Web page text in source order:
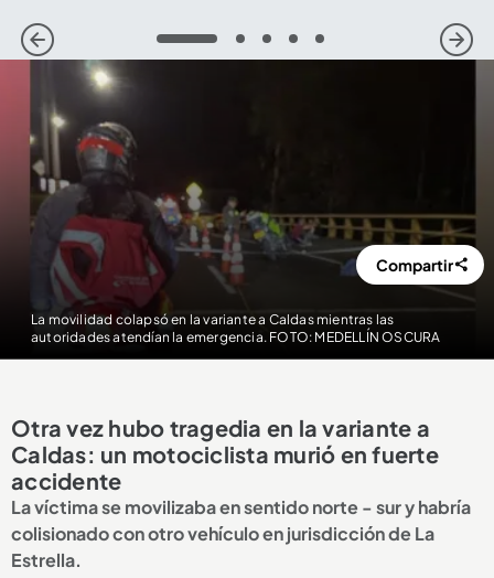
1 2 3 4 5
La movilidad colapsó en la variante a Caldas mientras las
autoridades atendían la emergencia. FOTO: MEDELLÍN OSCURA
Compartir
Otra vez hubo tragedia en la variante a
Caldas: un motociclista murió en fuerte
accidente
La víctima se movilizaba en sentido norte - sur y habría
colisionado con otro vehículo en jurisdicción de La
Estrella.